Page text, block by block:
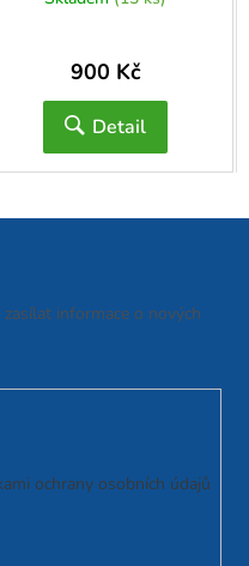
900 Kč
Detail
informace o nových
ochrany osobních údajů